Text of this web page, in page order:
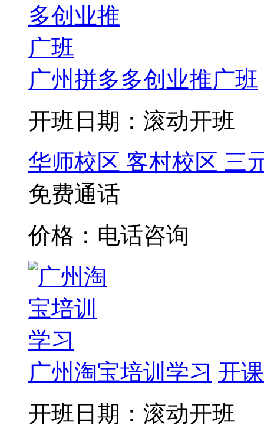
广州拼多多创业推广班
开班日期：滚动开班
华师校区 客村校区 三
免费通话
价格：电话咨询
广州淘宝培训学习 开
开班日期：滚动开班